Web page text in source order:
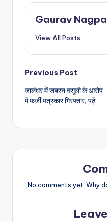
Gaurav
View All Posts
Post
navigation
Previous Post
जालंधर में जबरन वसूली के आरोप
में फर्जी पत्रकार गिरफ्तार, पढ़ें
No comments yet. Why